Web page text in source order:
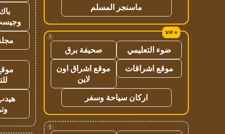
ماسنجر المسلم
!
ضوء التعليمي
صحيفة برق
موقع اشراقات
موقع اشراق اون
لاين
اركان سياحة وسفر
!